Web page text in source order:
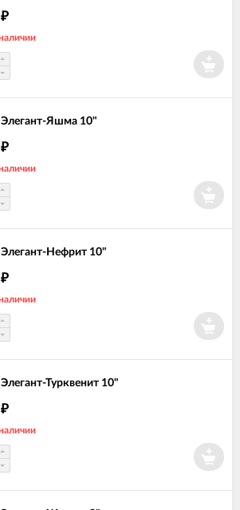
₽
Яшма 10"
₽
Нефрит 10"
₽
Турквенит 10"
₽